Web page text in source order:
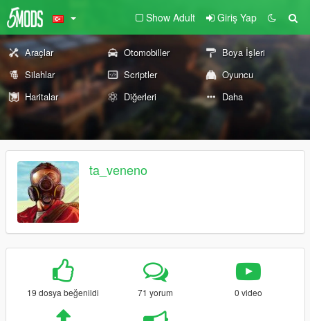
Show Adult Giriş Yap
Araçlar Otomobiller
Boya İşleri
Silahlar
Scriptler
Oyuncu
Haritalar
Diğerleri Daha
ta_veneno
19 dosya beğenildi 71 yorum 0 video